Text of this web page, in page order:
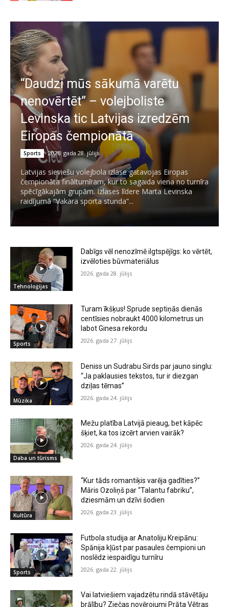
“Daudzi mūs sākumā varētu
nenovērtēt” – volejboliste
Levinska tic Latvijas izredzēm
Eiropas čempionātā
Sports 2026. gada 28. jūlijs
Latvijas sieviešu volejbola izlase gatavojas Eiropas
čempionāta finālturnīram, kur to sagaida viena no turnīra
spēcīgākajām grupām. Izlases līdere Marta Levinska
raidījumā “Vakara sporta stunda”...
Tehnoloģijas
Dabīgs vēl nenozīmē ilgtspējīgs: ko vērtēt,
izvēloties būvmateriālus
2026. gada 28. jūlijs
Sports
Turam īkšķus! Sprude septiņās dienās
centīsies nobraukt 4000 kilometrus un
labot Ginesa rekordu
2026. gada 27. jūlijs
Mūzika
Deniss un Sudrabu Sirds par jauno singlu:
“Ja paklausies tekstos, tur ir diezgan
dziļas tēmas”
2026. gada 24. jūlijs
Daba un tūrisms
Mežu platība Latvijā pieaug, bet kāpēc
šķiet, ka tos izcērt arvien vairāk?
2026. gada 24. jūlijs
Kultūra
“Kur tāds romantiķis varēja gadīties?”
Māris Ozoliņš par “Talantu fabriku”,
dziesmām un dzīvi šodien
2026. gada 23. jūlijs
Sports
Futbola studija ar Anatoliju Kreipānu:
Spānija kļūst par pasaules čempioni un
noslēdz iespaidīgu turnīru
2026. gada 22. jūlijs
Vai latviešiem vajadzētu rindā stāvētāju
brālību? Ziečas novērojumi Prāta Vētras